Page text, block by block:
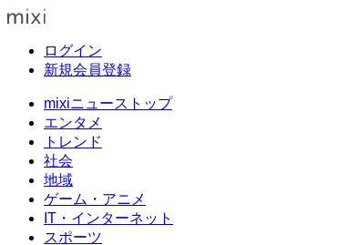
ログイン
新規会員登録
mixiニューストップ
エンタメ
トレンド
社会
地域
ゲーム・アニメ
IT・インターネット
スポーツ